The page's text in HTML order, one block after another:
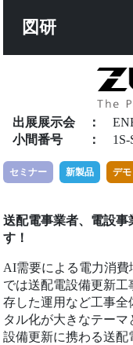
図研
出展展示会 ：
小間番号
： 1S-
セミナー 新製品 デモ
送配電事業者、電設事
す！
AI需要による電力消
では送配電設備更新工
存した運用など工事
タル化が大きなテー
設備更新に携わる送